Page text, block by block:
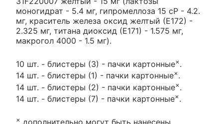
моногидрат - 5.4 мг, гипромеллоза 15 сР - 4.2.
мг, краситель железа оксид желтый (Е172) -
2.325 мг, титана диоксид (Е171) - 1.575 мг,
макрогол 4000 - 1.5 мг).
10 шт. - блистеры (3) - пачки картонные×.
14 шт. - блистеры (1) - пачки картонные×.
14 шт. - блистеры (2) - пачки картонные×.
14 шт. - блистеры (7) - пачки картонные×.
×